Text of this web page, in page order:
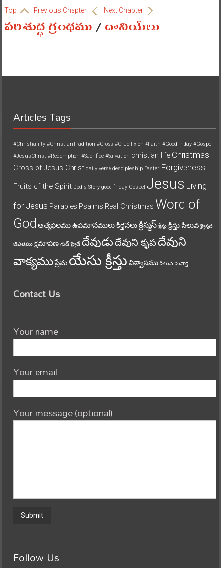
Top Previous Chapter Next Chapter
పరిశుద్ధ గ్రంథము/దానియేలు
Articles Tags
#Christianity #ChristianTradition #Cross #Crucifixion #Faith #GoodFriday #Gospel
#JesusChrist #Redemption #Sacrifice #Salvation christian life Christmas
Cross of Jesus Christ daily verse descipleship Easter Forgiveness
Fruits of the Spirit God's Story good friday Gospel Jesus Living
for Jesus Parables Psalms Real Christmas Word of
God ఆత్మఫలముఉపమానములుకీర్తనలుక్రిస్మస్ క్రీస్తు క్రీస్తు సిలువ క్రైస్తవ
జీవితము క్షమాపణ గుడ్ ఫ్రైడే దేవుడుదేవుని కృపదేవుని
వాక్యముప్రేమ యేసు క్రీస్తు విశ్వాసము సిలువ సువార్త
Contact Us
Your name
Your email
Your message (optional)
Follow Us